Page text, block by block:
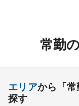
常勤
エリアから「
探す